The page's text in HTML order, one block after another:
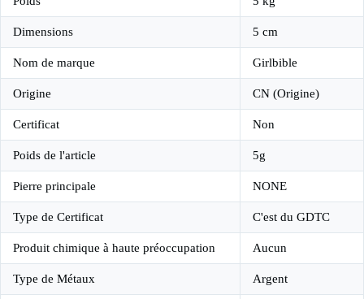
Dimensions 5 cm
Nom de marque Girlbible
Origine CN (Origine)
Certificat Non
Poids de l'article 5g
Pierre principale NONE
Type de Certificat C'est du GDTC
Produit chimique à haute préoccupation Aucun
Type de Métaux Argent